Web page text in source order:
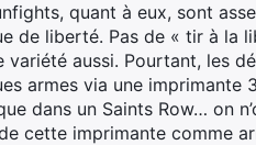
quant à eux, sont
de liberté. Pas de « tir à la
variété aussi. Pourtant, les
armes via une imprimante
dans un Saints Row… on
cette imprimante comme